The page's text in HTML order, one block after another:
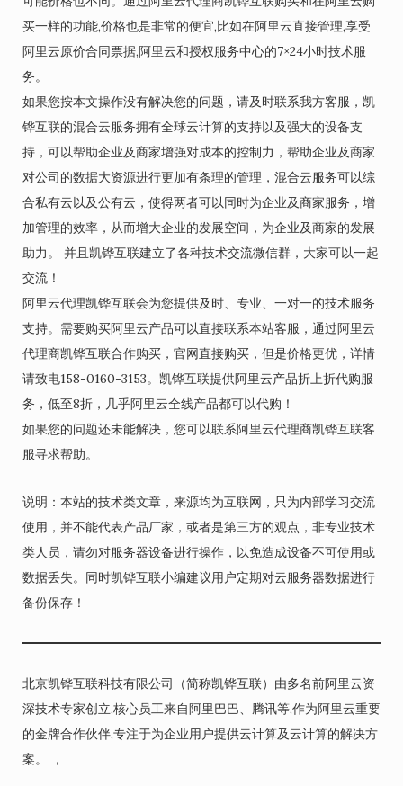
买一样的功能,价格也是非常的便宜,比如在阿里云直接管理,享受
阿里云原价合同票据,阿里云和授权服务中心的7×24小时技术服
务。
如果您按本文操作没有解决您的问题，请及时联系我方客服，凯
铧互联的混合云服务拥有全球云计算的支持以及强大的设备支
持，可以帮助企业及商家增强对成本的控制力，帮助企业及商家
对公司的数据大资源进行更加有条理的管理，混合云服务可以综
合私有云以及公有云，使得两者可以同时为企业及商家服务，增
加管理的效率，从而增大企业的发展空间，为企业及商家的发展
助力。 并且凯铧互联建立了各种技术交流微信群，大家可以一起
交流！
阿里云代理凯铧互联会为您提供及时、专业、一对一的技术服务
支持。需要购买阿里云产品可以直接联系本站客服，通过阿里云
代理商凯铧互联合作购买，官网直接购买，但是价格更优，详情
请致电158-0160-3153。凯铧互联提供阿里云产品折上折代购服
务，低至8折，几乎阿里云全线产品都可以代购！
如果您的问题还未能解决，您可以联系阿里云代理商凯铧互联客
服寻求帮助。
说明：本站的技术类文章，来源均为互联网，只为内部学习交流
使用，并不能代表产品厂家，或者是第三方的观点，非专业技术
类人员，请勿对服务器设备进行操作，以免造成设备不可使用或
数据丢失。同时凯铧互联小编建议用户定期对云服务器数据进行
备份保存！
北京凯铧互联科技有限公司（简称凯铧互联）由多名前阿里云资
深技术专家创立,核心员工来自阿里巴巴、腾讯等,作为阿里云重要
的金牌合作伙伴,专注于为企业用户提供云计算及云计算的解决方
案。 ，